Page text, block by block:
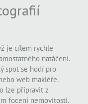
je cílem rychle
natáčení.
spot se hodí pro
web makléře.
lze připravit z
focení nemovitosti.